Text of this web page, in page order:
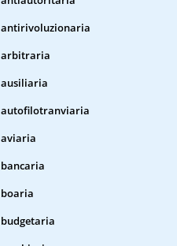
antirivoluzionaria
arbitraria
ausiliaria
autofilotranviaria
aviaria
bancaria
boaria
budgetaria